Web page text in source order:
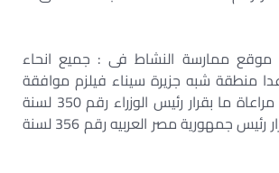
ممارسة النشاط فى : جميع انحاء
منطقة شبه جزيرة سيناء فيلزم موافقة
الهيئة مسبقا مع مراعاة ما بقرار رئيس الوزراء رقم 350 لسنة
2007 و مراعاة قرار رئيس جمهورية مصر العربيه رقم 356 لسنة